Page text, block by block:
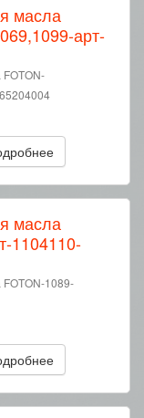
масла
арт-
масла
1104110-
1089-